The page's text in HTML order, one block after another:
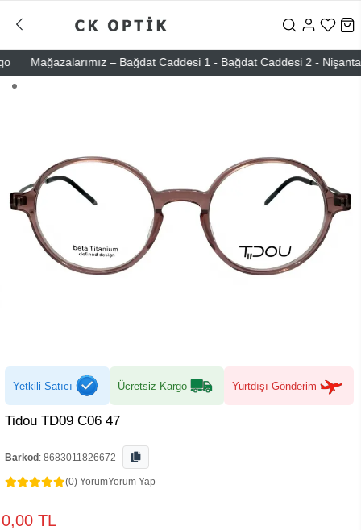
Mağazalarımız – Bağdat Caddesi 1 - Bağdat Caddesi 2 - Nişantaşı
Yetkili Satıcı Ücretsiz Kargo Yurtdışı Gönderim
Tidou TD09 C06 47
Barkod : 8683011826672
(0) YorumYorum Yap
0,00 TL